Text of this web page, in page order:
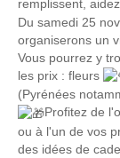
remplissent,
Du samedi 25
organiserons un
Vous pourrez y
les prix : fleurs
(Pyrénées
Profitez de
ou à l'un de vos
des idées de